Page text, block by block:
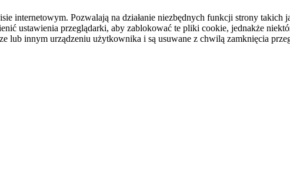
internetowym. Pozwalają na działanie niezbędnych funkcji strony takich
ustawienia przeglądarki, aby zablokować te pliki cookie, jednakże
lub innym urządzeniu użytkownika i są usuwane z chwilą zamknięcia